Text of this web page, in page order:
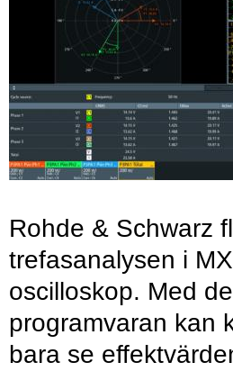
Rohde & Schwarz
trefasanalysen i
oscilloskop. Med
programvaran kan
bara se